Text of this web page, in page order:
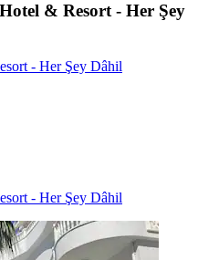
& Resort - Her Şey
- Her Şey Dâhil
- Her Şey Dâhil